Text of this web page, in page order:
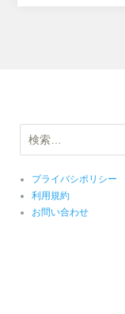
索:
プライバシポリシー
利用規約
お問い合わせ